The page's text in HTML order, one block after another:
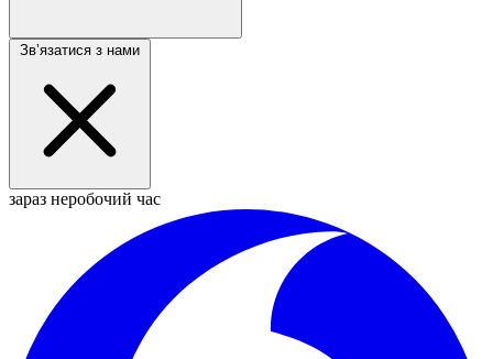
Звʼязатися з нами
зараз неробочий час